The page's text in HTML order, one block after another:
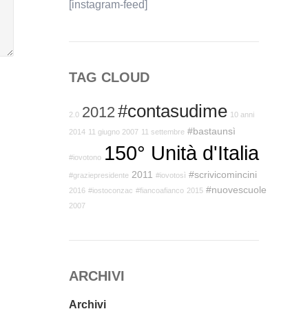
[instagram-feed]
TAG CLOUD
2.0 2012 #contasudime 10 anni
2014 11 giugno 2007 11 settembre #bastaunsì
#iovotono 150° Unità d'Italia
#graziepresidente 2011 #iovotosì #scrivicomincini
2016 #iostoconzac #fiancoafianco 2015 #nuovescuole
2007
ARCHIVI
Archivi